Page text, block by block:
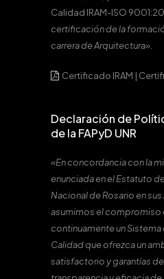
Calidad IRAM-ISO
certificación de la
carrera de Arquitectura».
Certificado IRAM |
Declaración de
de la FAPyD UNR
«En concordancia con la
enunciada en el Estatuto
Nacional de Rosario en sus
asumimos el compromiso
continuamente un
Calidad que ofrezca un
satisfactorio y garantías